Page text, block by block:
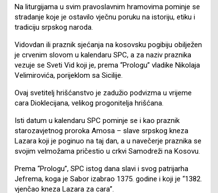
Na liturgijama u svim pravoslavnim hramovima pominje se
stradanje koje je ostavilo vječnu poruku na istoriju, etiku i
tradiciju srpskog naroda.
Vidovdan ili praznik sjećanja na kosovsku pogibiju obilježen
je crvenim slovom u kalendaru SPC, a za naziv praznika
vezuje se Sveti Vid koji je, prema “Prologu” vladike Nikolaja
Velimirovića, porijeklom sa Sicilije.
Ovaj svetitelj hrišćanstvo je zadužio podvizma u vrijeme
cara Dioklecijana, velikog progonitelja hrišćana.
Isti datum u kalendaru SPC pominje se i kao praznik
starozavjetnog proroka Amosa – slave srpskog kneza
Lazara koji je poginuo na taj dan, a u navečerje praznika se
svojim velmožama pričestio u crkvi Samodreži na Kosovu.
Prema “Prologu”, SPC istog dana slavi i svog patrijarha
Jefrema, koga je Sabor izabrao 1375. godine i koji je “1382.
vjenčao kneza Lazara za cara”.